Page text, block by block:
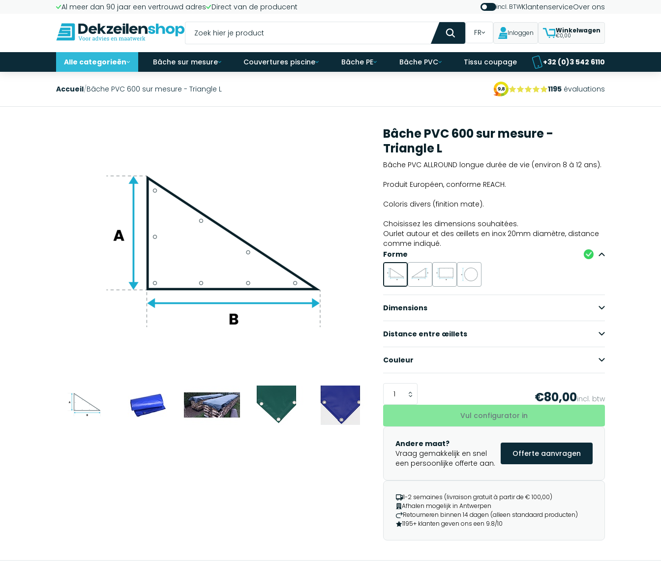
Al meer dan 90 jaar een vertrouwd adres Direct van de producent incl. BTWKlantenserviceOver ons
FR Inloggen Winkelwagen
€0,00
Alle categorieën Bâche sur mesure Couvertures piscine Bâche PE Bâche PVC Tissu coupage +32 (0)3 542 6110
Accueil/Bâche PVC 600 sur mesure - Triangle L 1195 évaluations
Bâche PVC 600 sur mesure -
Triangle L
Bâche PVC ALLROUND longue durée de vie (environ 8 à 12 ans).
Produit Européen, conforme REACH.
Coloris divers (finition mate).
Choisissez les dimensions souhaitées.
Ourlet autour et des œillets en inox 20mm diamètre, distance
comme indiqué.
Forme
Dimensions
Distance entre œillets
Couleur
€80,00incl. btw
Vul configurator in
Andere maat?
Vraag gemakkelijk en snel
een persoonlijke offerte aan.
Offerte aanvragen
1-2 semaines (livraison gratuit à partir de € 100,00)
Afhalen mogelijk in Antwerpen
Retourneren binnen 14 dagen (alleen standaard producten)
1195+ klanten geven ons een 9.8/10